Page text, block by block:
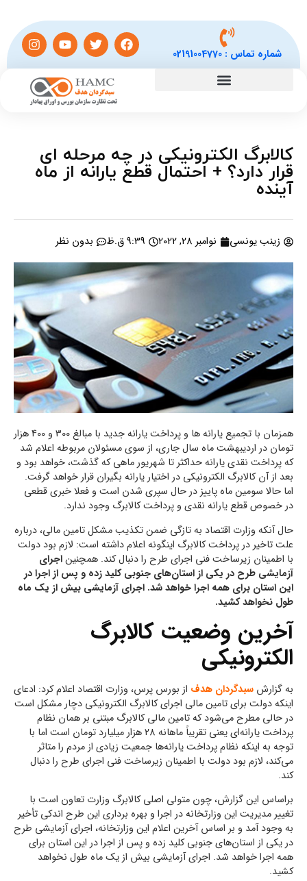
شماره تماس :02191004770
کالابرگ الکترونیکی در چه مرحله ای
قرار دارد؟ + احتمال قطع یارانه از ماه
آینده
زینب یونسی نوامبر 28, 2022 9:39 ق.ظ بدون نظر
همزمان با تجمیع یارانه ها و پرداخت یارانه جدید با مبالغ 300 و 400 هزار
تومان در اردیبهشت ماه سال جاری، از سوی مسئولان مربوطه اعلام شد
که پرداخت نقدی یارانه حداکثر تا شهریور ماهی که گذشت، خواهد بود و
بعد از آن کالابرگ الکترونیکی در اختیار یارانه بگیران قرار خواهد گرفت.
اما حالا سومین ماه پاییز در حال سپری شدن است و فعلا خبری قطعی
در خصوص قطع یارانه نقدی و پرداخت کالابرگ وجود ندارد.
حال آنکه وزارت اقتصاد به تازگی ضمن تکذیب مشکل تامین مالی، درباره
علت تاخیر در پرداخت کالابرگ اینگونه اعلام داشته است: لازم بود دولت
با اطمینان زیرساخت فنی اجرای طرح را دنبال کند. همچنیناجرای
آزمایشی طرح در یکی از استان‌های جنوبی کلید زده و پس از اجرا در
این استان برای همه اجرا خواهد شد. اجرای آزمایشی بیش از یک ماه
طول نخواهد کشید.
آخرین وضعیت کالابرگ
الکترونیکی
به گزارش سبدگردان هدف از بورس پرس، وزارت اقتصاد اعلام کرد: ادعای
اینکه دولت برای تامین مالی اجرای کالابرگ الکترونیکی دچار مشکل است
در حالی مطرح می‌شود که تامین مالی کالابرگ مبتنی بر همان نظام
پرداخت یارانه‌ای یعنی تقریباً ماهانه 28 هزار میلیارد تومان است اما با
توجه به اینکه نظام پرداخت یارانه‌ها جمعیت زیادی از مردم را متاثر
می‌کند، لازم بود دولت با اطمینان زیرساخت فنی اجرای طرح را دنبال
کند.
براساس این گزارش، چون متولی اصلی کالابرگ وزارت تعاون است با
تغییر مدیریت این وزارتخانه در اجرا و بهره برداری این طرح اندکی تأخیر
به وجود آمد و بر اساس آخرین اعلام این وزارتخانه، اجرای آزمایشی طرح
در یکی از استان‌های جنوبی کلید زده و پس از اجرا در این استان برای
همه اجرا خواهد شد. اجرای آزمایشی بیش از یک ماه طول نخواهد
کشید.